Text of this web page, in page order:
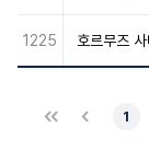
1225
1